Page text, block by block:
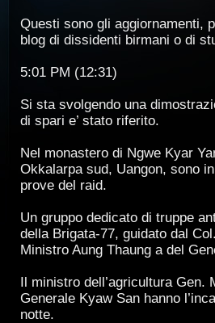
Questi sono gli aggiornamenti,
blog di dissidenti birmani o di
5:01 PM (12:31)
Si sta svolgendo una
di spari e’ stato riferito.
Nel monastero di Ngwe Kyar
Okkalarpa sud, Uangon, sono
prove del raid.
Un gruppo dedicato di truppe
della Brigata-77, guidato dal
Ministro Aung Thaung a del
Il ministro dell’agricultura Gen.
Generale Kyaw San hanno
notte.